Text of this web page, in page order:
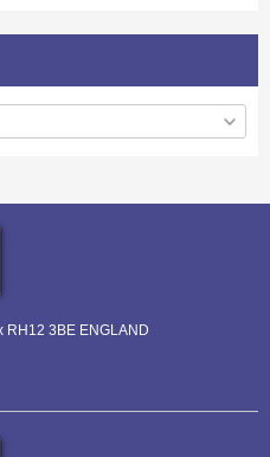
RH12 3BE ENGLAND